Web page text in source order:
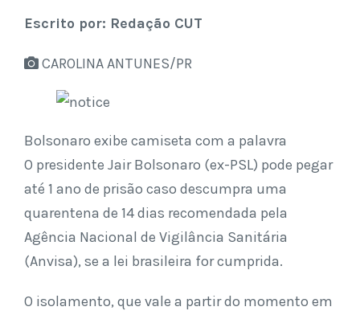
Escrito por: Redação CUT
CAROLINA ANTUNES/PR
Bolsonaro exibe camiseta com a palavra
O presidente Jair Bolsonaro (ex-PSL) pode pegar
até 1 ano de prisão caso descumpra uma
quarentena de 14 dias recomendada pela
Agência Nacional de Vigilância Sanitária
(Anvisa), se a lei brasileira for cumprida.
O isolamento, que vale a partir do momento em